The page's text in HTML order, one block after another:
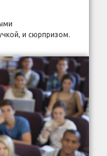
и сюрпризом.